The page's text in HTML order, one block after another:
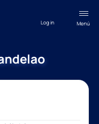
Menú
Log in